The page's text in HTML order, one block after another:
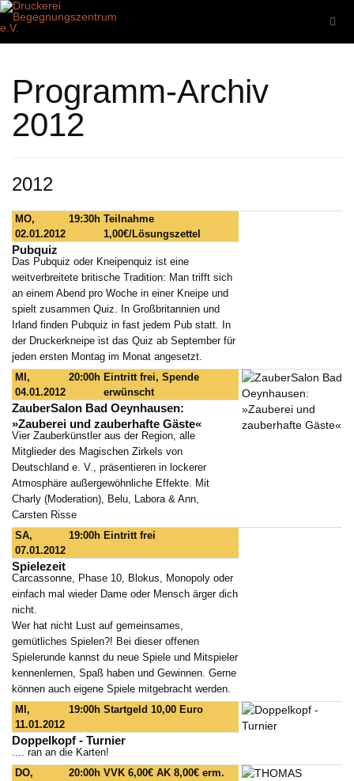
Programm-Archiv
2012
2012
MO,
02.01.2012
19:30h Teilnahme
1,00€/Lösungszettel
Pubquiz
Das Pubquiz oder Kneipenquiz ist eine
weitverbreitete britische Tradition: Man trifft sich
an einem Abend pro Woche in einer Kneipe und
spielt zusammen Quiz. In Großbritannien und
Irland finden Pubquiz in fast jedem Pub statt. In
der Druckerkneipe ist das Quiz ab September für
jeden ersten Montag im Monat angesetzt.
MI,
04.01.2012
20:00h Eintritt frei, Spende
erwünscht
ZauberSalon Bad Oeynhausen:
»Zauberei und zauberhafte Gäste«
Vier Zauberkünstler aus der Region, alle
Mitglieder des Magischen Zirkels von
Deutschland e. V., präsentieren in lockerer
Atmosphäre außergewöhnliche Effekte. Mit
Charly (Moderation), Belu, Labora & Ann,
Carsten Risse
SA,
07.01.2012
19:00h Eintritt frei
Spielezeit
Carcassonne, Phase 10, Blokus, Monopoly oder
einfach mal wieder Dame oder Mensch ärger dich
nicht.
Wer hat nicht Lust auf gemeinsames,
gemütliches Spielen?! Bei dieser offenen
Spielerunde kannst du neue Spiele und Mitspieler
kennenlernen, Spaß haben und Gewinnen. Gerne
können auch eigene Spiele mitgebracht werden.
MI,
11.01.2012
19:00h Startgeld 10,00 Euro
Doppelkopf - Turnier
.... ran an die Karten!
DO,
20:00h VVK 6,00€ AK 8,00€ erm.